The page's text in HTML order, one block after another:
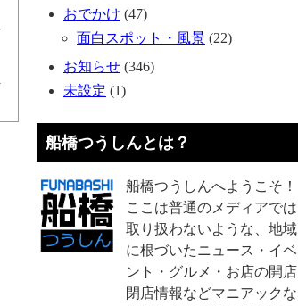
おでかけ (47)
面白スポット・風景 (22)
お知らせ (346)
未設定 (1)
船橋つうしんとは？
船橋つうしんへようこそ！
ここは普通のメディアでは
取り扱わないような、地域
に根づいたニュース・イベ
ント・グルメ・お店の開店
閉店情報などマニアックな